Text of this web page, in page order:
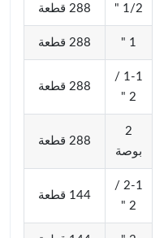
1/2 " 288 قطعة
1 " 288 قطعة
1-1 /
2 "
288 قطعة
2
بوصة
288 قطعة
2-1 /
2 "
144 قطعة